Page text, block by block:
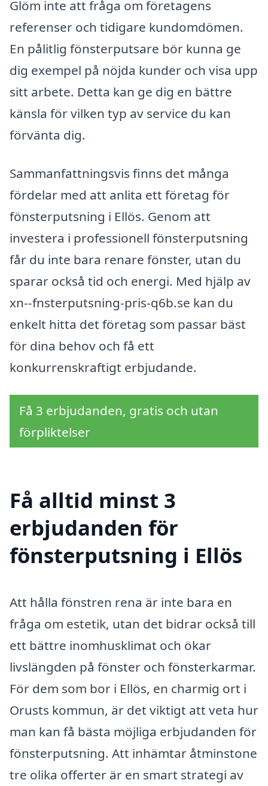
Glöm inte att fråga om företagens
referenser och tidigare kundomdömen.
En pålitlig fönsterputsare bör kunna ge
dig exempel på nöjda kunder och visa upp
sitt arbete. Detta kan ge dig en bättre
känsla för vilken typ av service du kan
förvänta dig.
Sammanfattningsvis finns det många
fördelar med att anlita ett företag för
fönsterputsning i Ellös. Genom att
investera i professionell fönsterputsning
får du inte bara renare fönster, utan du
sparar också tid och energi. Med hjälp av
xn--fnsterputsning-pris-q6b.se kan du
enkelt hitta det företag som passar bäst
för dina behov och få ett
konkurrenskraftigt erbjudande.
Få 3 erbjudanden, gratis och utan
förpliktelser
Få alltid minst 3
erbjudanden för
fönsterputsning i Ellös
Att hålla fönstren rena är inte bara en
fråga om estetik, utan det bidrar också till
ett bättre inomhusklimat och ökar
livslängden på fönster och fönsterkarmar.
För dem som bor i Ellös, en charmig ort i
Orusts kommun, är det viktigt att veta hur
man kan få bästa möjliga erbjudanden för
fönsterputsning. Att inhämtar åtminstone
tre olika offerter är en smart strategi av